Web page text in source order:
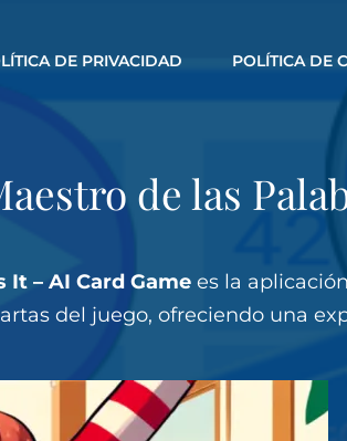
DE PRIVACIDAD POLÍTICA DE
de las
It – AI Card Game es la
del juego, ofreciendo una